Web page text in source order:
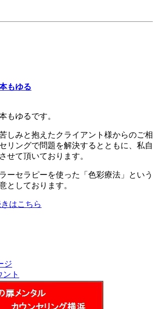
もゆる
もゆるです。
しみと抱えたクライアント様からのご相
リングで問題を解決するとともに、私自
せて頂いております。
ーセラピーを使った「色彩療法」という
としております。
はこちら